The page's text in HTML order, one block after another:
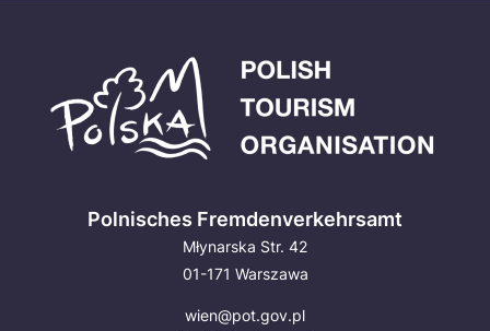
Polnisches Fremdenverkehrsamt
Młynarska Str. 42
01-171 Warszawa
wien@pot.gov.pl